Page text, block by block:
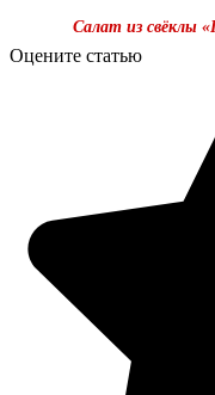
Салат из свёклы
Оцените статью